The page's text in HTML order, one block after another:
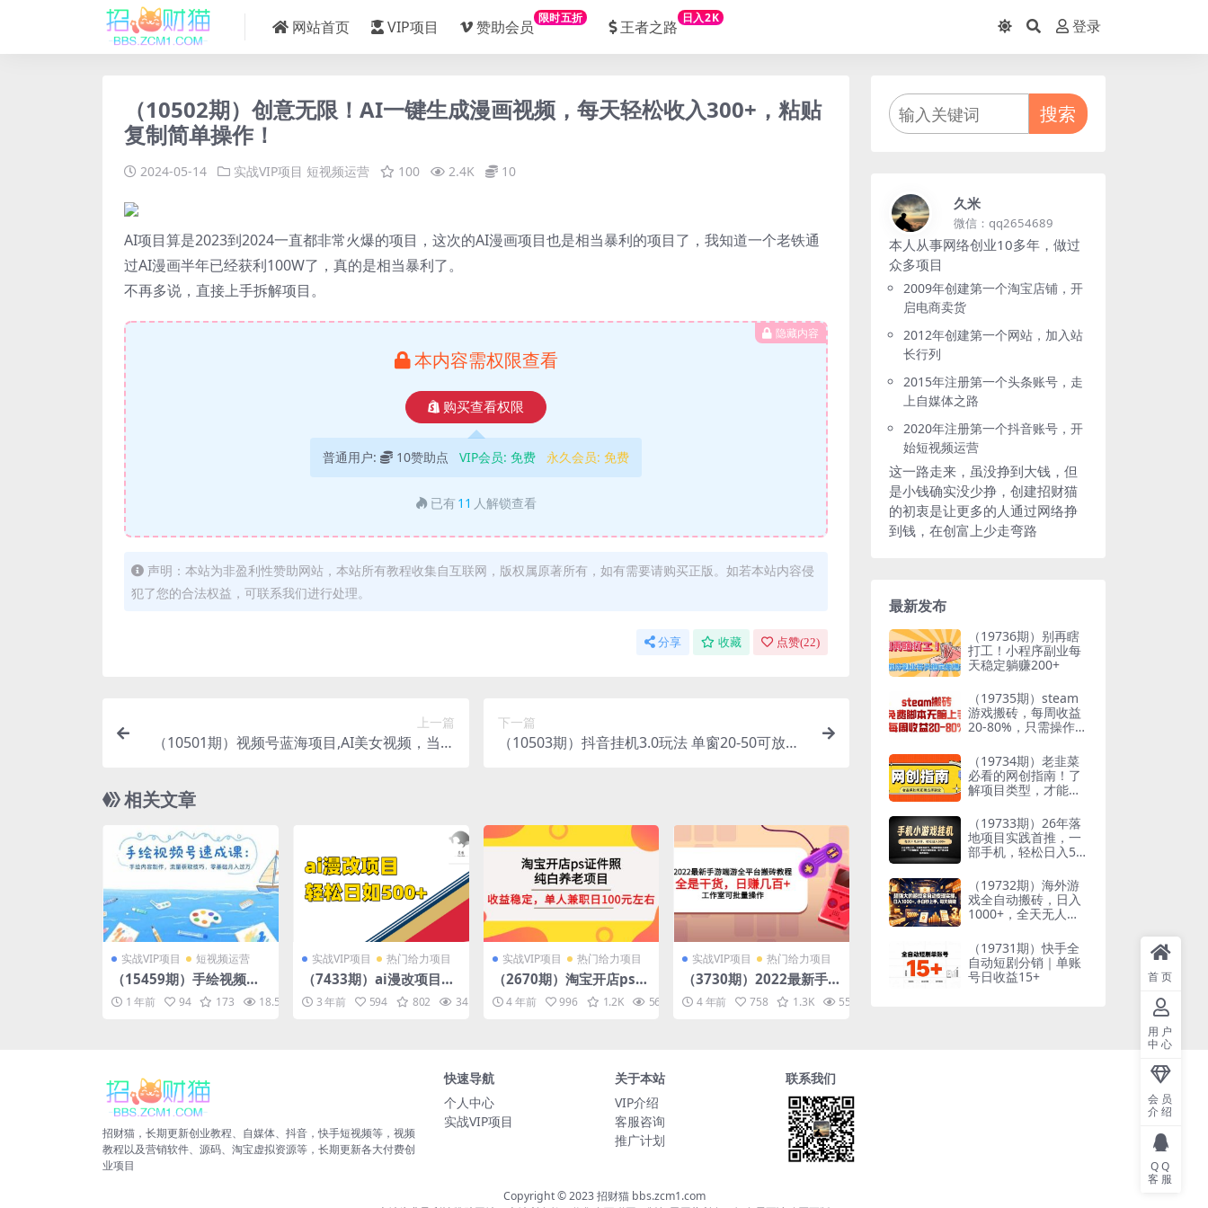
网站首页 VIP项目 赞助会员 限时五折 王者之路 日入2K
登录
（10502期）创意无限！AI一键生成漫画视频，每天轻松收入300+，粘贴
复制简单操作！
2024-05-14 实战VIP项目 短视频运营 100 2.4K 10
AI项目算是2023到2024一直都非常火爆的项目，这次的AI漫画项目也是相当暴利的项目了，我知道一个老铁通
过AI漫画半年已经获利100W了，真的是相当暴利了。
不再多说，直接上手拆解项目。
隐藏内容
本内容需权限查看
购买查看权限
普通用户: 10赞助点 VIP会员: 免费 永久会员: 免费
已有 11 人解锁查看
声明：本站为非盈利性赞助网站，本站所有教程收集自互联网，版权属原著所有，如有需要请购买正版。如若本站内容侵
犯了您的合法权益，可联系我们进行处理。
分享 收藏 点赞(22)
上一篇
（10501期）视频号蓝海项目,AI美女视频，当天
下一篇
（10503期）抖音挂机3.0玩法 单窗20-50可放大
相关文章
实战VIP项目 短视频运营
（15459期）手绘视频号
速成课：手绘内容制作，
流量获取技巧，零基础月
1 年前 94 173 18.5K 10
实战VIP项目 热门给力项目
（7433期）ai漫改项目单
日收益500+
3 年前 594 802 34.5K 10
实战VIP项目 热门给力项目
（2670期）淘宝开店ps证
件照，纯白养老项目，单
人兼职稳定日100元 (教程
4 年前 996 1.2K 56.8K 10
实战VIP项目 热门给力项目
（3730期）2022最新手
游端游全平台搬砖教程，
全是干货，日赚几百+工作
4 年前 758 1.3K 55.6K
搜索
久米
微信：qq2654689
本人从事网络创业10多年，做过
众多项目
2009年创建第一个淘宝店铺，开
启电商卖货
2012年创建第一个网站，加入站
长行列
2015年注册第一个头条账号，走
上自媒体之路
2020年注册第一个抖音账号，开
始短视频运营
这一路走来，虽没挣到大钱，但
是小钱确实没少挣，创建招财猫
的初衷是让更多的人通过网络挣
到钱，在创富上少走弯路
最新发布
（19736期）别再瞎
打工！小程序副业每
天稳定躺赚200+
（19735期）steam
游戏搬砖，每周收益
20-80%，只需操作1-
过万，零风险长期做
（19734期）老韭菜
必看的网创指南！了
解项目类型，才能找
到想要的结果
（19733期）26年落
地项目实践首推，一
部手机，轻松日入50
（19732期）海外游
戏全自动搬砖，日入
1000+，全天无人值
（19731期）快手全
自动短剧分销｜单账
号日收益15+
招财猫，长期更新创业教程、自媒体、抖音，快手短视频等，视频
教程以及营销软件、源码、淘宝虚拟资源等，长期更新各大付费创
业项目
快速导航
个人中心
实战VIP项目
关于本站
VIP介绍
客服咨询
推广计划
联系我们
Copyright © 2023 招财猫 bbs.zcm1.com
首页
用户
中心
会员
介绍
QQ
客服